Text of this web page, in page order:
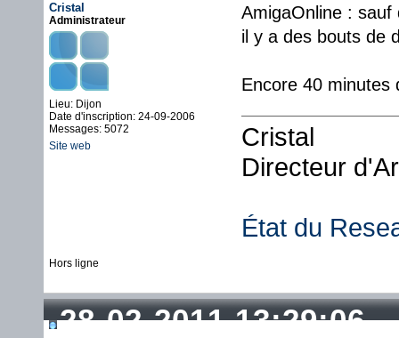
Cristal
Administrateur
Lieu: Dijon
Date d'inscription: 24-09-2006
Messages: 5072
Site web
AmigaOnline : sauf
il y a des bouts de
Encore 40 minutes
Cristal
Directeur
État du
Hors ligne
28-02-2011 13:29:06